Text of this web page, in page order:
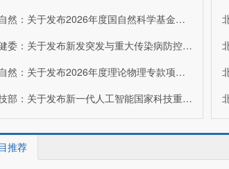
国自然：关于发布2026年度国自然科学基金气象联合基金 “量子技术气象应用”领域申请指南的通告
卫健委：关于发布新发突发与重大传染病防控科技重大专项 2027年度项目申报指南的通知
国自然：关于发布2026年度理论物理专款项目指南的通告
科技部：关于发布新一代人工智能国家科技重大专项2026年度“以赛代评”公开项目 申报指南的通知
推荐